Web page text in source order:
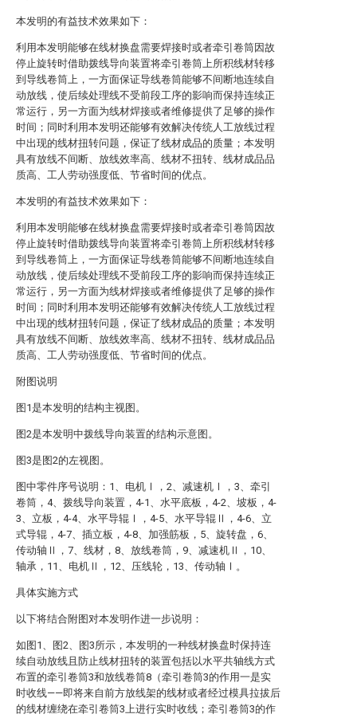
本发明的有益技术效果如下：
利用本发明能够在线材换盘需要焊接时或者牵引卷筒因故
停止旋转时借助拨线导向装置将牵引卷筒上所积线材转移
到导线卷筒上，一方面保证导线卷筒能够不间断地连续自
动放线，使后续处理线不受前段工序的影响而保持连续正
常运行，另一方面为线材焊接或者维修提供了足够的操作
时间；同时利用本发明还能够有效解决传统人工放线过程
中出现的线材扭转问题，保证了线材成品的质量；本发明
具有放线不间断、放线效率高、线材不扭转、线材成品品
质高、工人劳动强度低、节省时间的优点。
本发明的有益技术效果如下：
利用本发明能够在线材换盘需要焊接时或者牵引卷筒因故
停止旋转时借助拨线导向装置将牵引卷筒上所积线材转移
到导线卷筒上，一方面保证导线卷筒能够不间断地连续自
动放线，使后续处理线不受前段工序的影响而保持连续正
常运行，另一方面为线材焊接或者维修提供了足够的操作
时间；同时利用本发明还能够有效解决传统人工放线过程
中出现的线材扭转问题，保证了线材成品的质量；本发明
具有放线不间断、放线效率高、线材不扭转、线材成品品
质高、工人劳动强度低、节省时间的优点。
附图说明
图1是本发明的结构主视图。
图2是本发明中拨线导向装置的结构示意图。
图3是图2的左视图。
图中零件序号说明：1、电机Ⅰ，2、减速机Ⅰ，3、牵引
卷筒，4、拨线导向装置，4-1、水平底板，4-2、坡板，4-
3、立板，4-4、水平导辊Ⅰ，4-5、水平导辊Ⅱ，4-6、立
式导辊，4-7、插立板，4-8、加强筋板，5、旋转盘，6、
传动轴Ⅱ，7、线材，8、放线卷筒，9、减速机Ⅱ，10、
轴承，11、电机Ⅱ，12、压线轮，13、传动轴Ⅰ。
具体实施方式
以下将结合附图对本发明作进一步说明：
如图1、图2、图3所示，本发明的一种线材换盘时保持连
续自动放线且防止线材扭转的装置包括以水平共轴线方式
布置的牵引卷筒3和放线卷筒8（牵引卷筒3的作用一是实
时收线——即将来自前方放线架的线材或者经过模具拉拔后
的线材缠绕在牵引卷筒3上进行实时收线；牵引卷筒3的作